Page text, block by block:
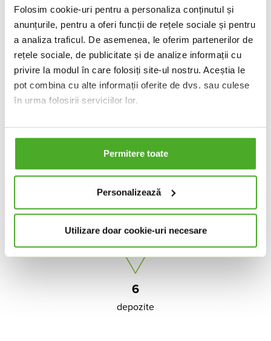
Folosim cookie-uri pentru a personaliza conținutul și
anunțurile, pentru a oferi funcții de rețele sociale și pentru
a analiza traficul. De asemenea, le oferim partenerilor de
rețele sociale, de publicitate și de analize informații cu
privire la modul în care folosiți site-ul nostru. Aceștia le
pot combina cu alte informații oferite de dvs. sau culese
în urma folosirii serviciilor lor.
Vă păstrăm consimțământul pentru setarea stocării
oricând această setareAICI.
Dacă doriți să aflați mai multe, aruncați o privire la
declarația noastră privind cookie-urile
Permitere toate
Personalizează
Utilizare doar cookie-uri necesare
E-shop Dr. Max
livrare acasă
E-shop Dr. Max
Click & Collect
6
depozite